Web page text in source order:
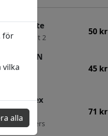
Graduate
Bright 2
50 kr
W&N
45 kr
Liquitex
Spalters
71 kr
för
vilka
alla